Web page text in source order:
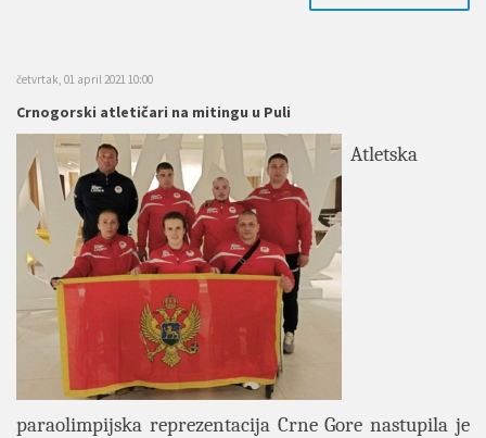
četvrtak, 01 april 2021 10:00
Crnogorski atletičari na mitingu u Puli
Atletska
paraolimpijska reprezentacija Crne Gore nastupila je